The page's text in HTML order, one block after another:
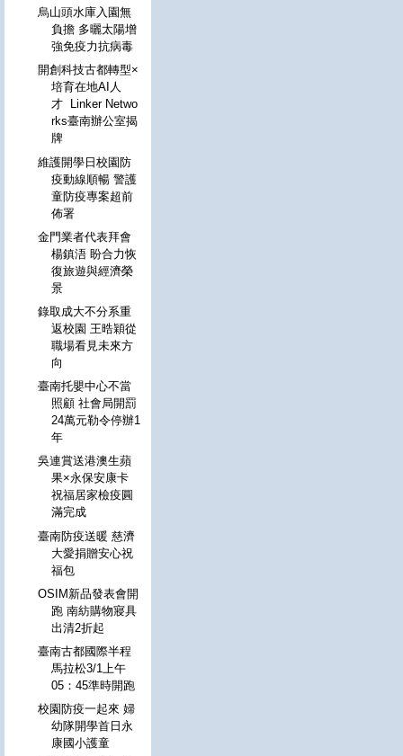
烏山頭水庫入園無
負擔 多曬太陽增
強免疫力抗病毒
開創科技古都轉型×
培育在地AI人
才 Linker Netwo
rks臺南辦公室揭
牌
維護開學日校園防
疫動線順暢 警護
童防疫專案超前
佈署
金門業者代表拜會
楊鎮浯 盼合力恢
復旅遊與經濟榮
景
錄取成大不分系重
返校園 王晧穎從
職場看見未來方
向
臺南托嬰中心不當
照顧 社會局開罰
24萬元勒令停辦1
年
吳連賞送港澳生蘋
果×永保安康卡
祝福居家檢疫圓
滿完成
臺南防疫送暖 慈濟
大愛捐贈安心祝
福包
OSIM新品發表會開
跑 南紡購物寢具
出清2折起
臺南古都國際半程
馬拉松3/1上午
05：45準時開跑
校園防疫一起來 婦
幼隊開學首日永
康國小護童